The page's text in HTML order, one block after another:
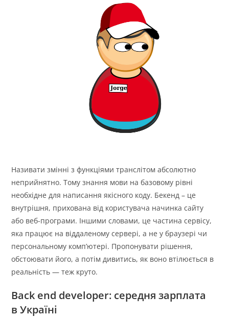
Називати змінні з функціями транслітом абсолютно
неприйнятно. Тому знання мови на базовому рівні
необхідне для написання якісного коду. Бекенд – це
внутрішня, прихована від користувача начинка сайту
або веб-програми. Іншими словами, це частина сервісу,
яка працює на віддаленому сервері, а не у браузері чи
персональному комп’ютері. Пропонувати рішення,
обстоювати його, а потім дивитись, як воно втілюється в
реальність — теж круто.
Back end developer: середня зарплата
в Україні